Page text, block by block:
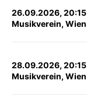
26.09.2026, 20:15
Musikverein, Wien
28.09.2026, 20:15
Musikverein, Wien